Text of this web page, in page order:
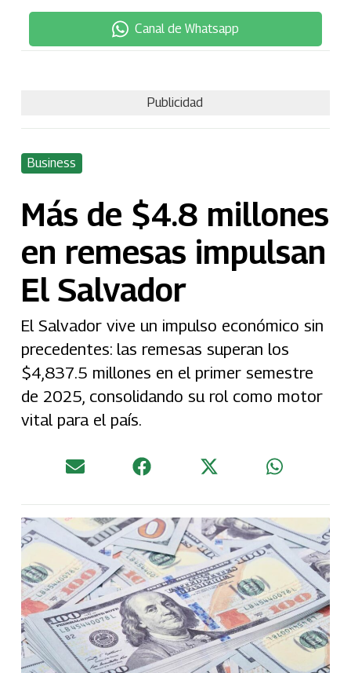
Canal de Whatsapp
Publicidad
Business
Más de $4.8 millones
en remesas impulsan
El Salvador
El Salvador vive un impulso económico sin
precedentes: las remesas superan los
$4,837.5 millones en el primer semestre
de 2025, consolidando su rol como motor
vital para el país.